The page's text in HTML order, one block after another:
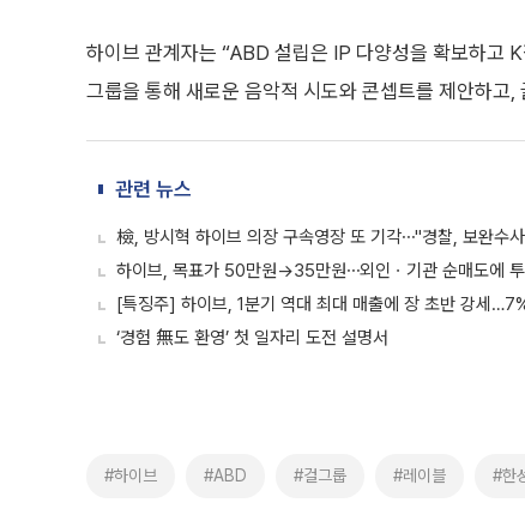
하이브 관계자는 “ABD 설립은 IP 다양성을 확보하고
그룹을 통해 새로운 음악적 시도와 콘셉트를 제안하고
관련 뉴스
檢, 방시혁 하이브 의장 구속영장 또 기각⋯"경찰, 보완수
하이브, 목표가 50만원→35만원⋯외인ㆍ기관 순매도에 투
[특징주] 하이브, 1분기 역대 최대 매출에 장 초반 강세
‘경험 無도 환영’ 첫 일자리 도전 설명서
#하이브 #ABD #걸그룹 #레이블 #한